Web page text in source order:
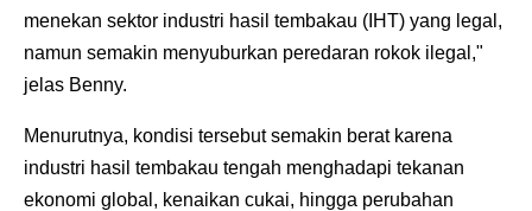
menekan sektor industri hasil tembakau (IHT) yang legal,
namun semakin menyuburkan peredaran rokok ilegal,"
jelas Benny.
Menurutnya, kondisi tersebut semakin berat karena
industri hasil tembakau tengah menghadapi tekanan
ekonomi global, kenaikan cukai, hingga perubahan